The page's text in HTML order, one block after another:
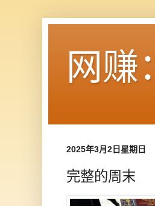
网赚
2025年3月2日星期日
完整的周末